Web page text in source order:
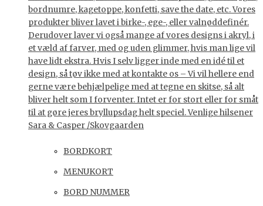
bordnumre, kagetoppe, konfetti, save the date, etc. Vores
produkter bliver lavet i birke-, ege-, eller valnøddefinér.
Derudover laver vi også mange af vores designs i akryl, i
et væld af farver, med og uden glimmer, hvis man lige vil
have lidt ekstra. Hvis I selv ligger inde med en idé til et
design, så tøv ikke med at kontakte os – Vi vil hellere end
gerne være behjælpelige med at tegne en skitse, så alt
bliver helt som I forventer. Intet er for stort eller for småt
til at gøre jeres bryllupsdag helt speciel. Venlige hilsener
Sara & Casper /Skovgaarden
BORDKORT
MENUKORT
BORD NUMMER